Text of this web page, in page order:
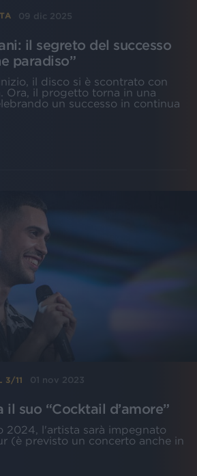
09 dic 2025
il segreto del successo
paradiso”
il disco si è scontrato con
Ora, il progetto torna in una
un successo in continua
3/11 01 nov 2023
il suo “Cocktail d’amore”
2024, l'artista sarà impegnato
(è previsto un concerto anche in